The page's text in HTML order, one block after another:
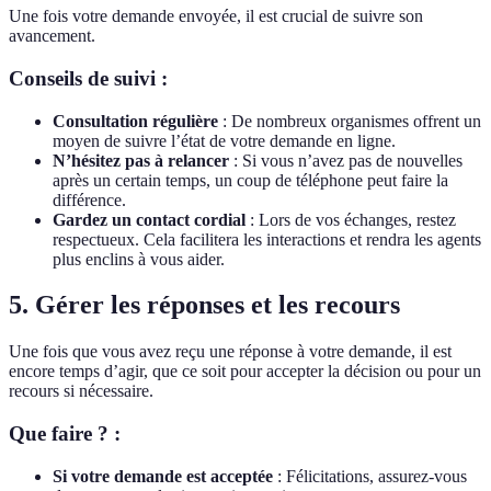
Une fois votre demande envoyée, il est crucial de suivre son
avancement.
Conseils de suivi :
Consultation régulière : De nombreux organismes offrent un
moyen de suivre l’état de votre demande en ligne.
N’hésitez pas à relancer : Si vous n’avez pas de nouvelles
après un certain temps, un coup de téléphone peut faire la
différence.
Gardez un contact cordial : Lors de vos échanges, restez
respectueux. Cela facilitera les interactions et rendra les agents
plus enclins à vous aider.
5. Gérer les réponses et les recours
Une fois que vous avez reçu une réponse à votre demande, il est
encore temps d’agir, que ce soit pour accepter la décision ou pour un
recours si nécessaire.
Que faire ? :
Si votre demande est acceptée : Félicitations, assurez-vous